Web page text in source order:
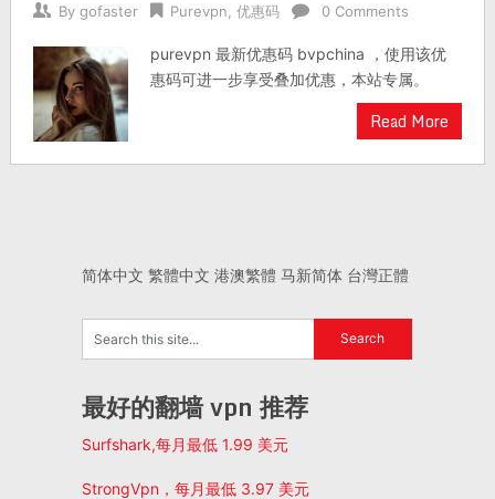
By gofaster Purevpn 优惠码 0 Comments
purevpn 最新优惠码 bvpchina ，使用该优
惠码可进一步享受叠加优惠，本站专属。
Read More
简体中文 繁體中文 港澳繁體 马新简体 台灣正體
最好的翻墙 vpn 推荐
Surfshark,每月最低 1.99 美元
StrongVpn，每月最低 3.97 美元